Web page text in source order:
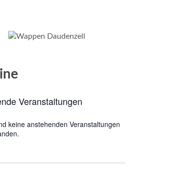
Veranstaltungen
keine anstehenden Veranstaltungen